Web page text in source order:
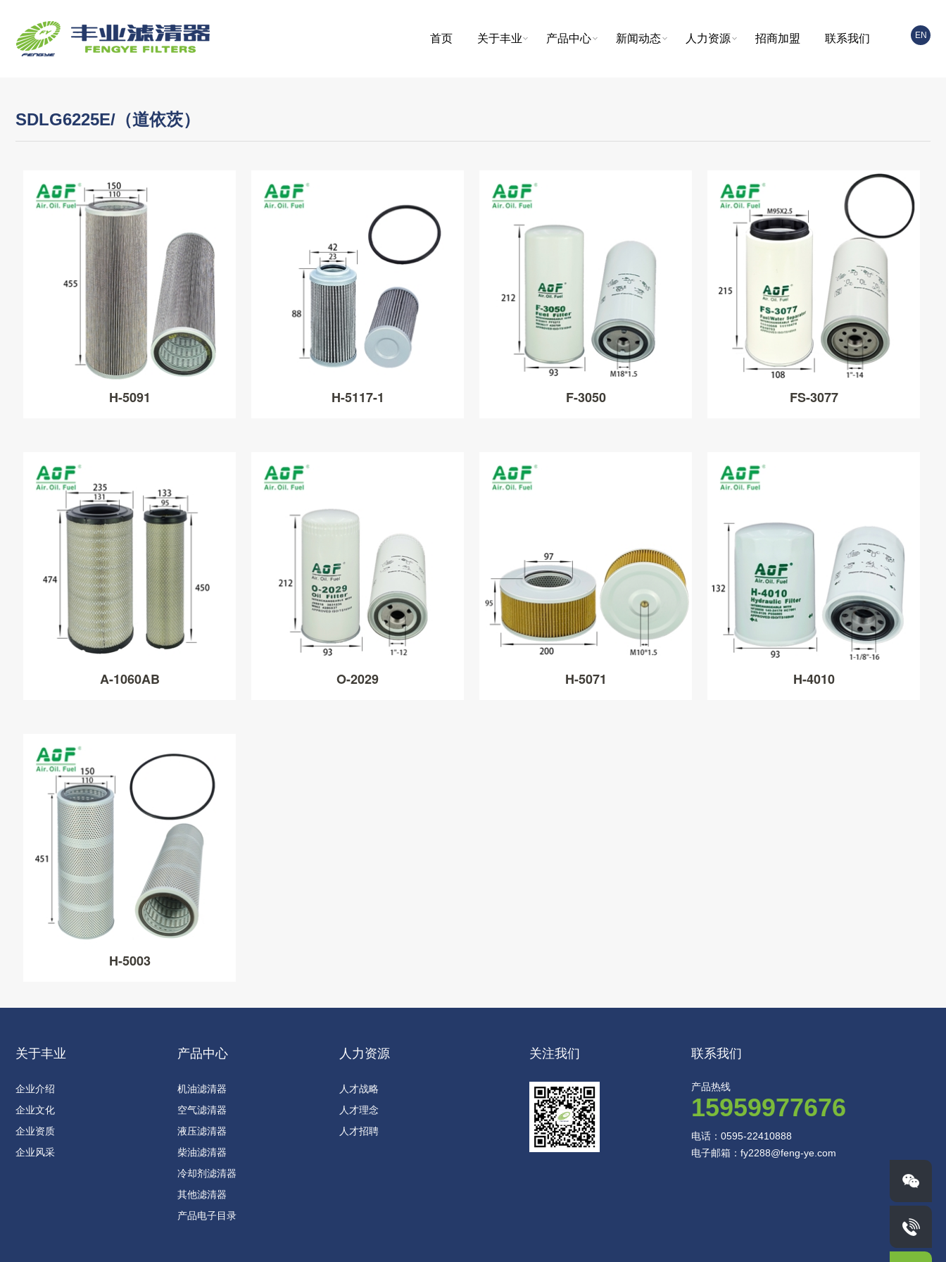
EN
首页 关于丰业 产品中心 新闻动态 人力资源 招商加盟 联系我们
SDLG6225E/（道依茨）
H-5091 H-5117-1 F-3050 FS-3077
A-1060AB O-2029 H-5071 H-4010
H-5003
关于丰业
企业介绍
企业文化
企业资质
企业风采
产品中心
机油滤清器
空气滤清器
液压滤清器
柴油滤清器
冷却剂滤清器
其他滤清器
产品电子目录
人力资源
人才战略
人才理念
人才招聘
关注我们 联系我们
产品热线
15959977676
电话：0595-22410888
电子邮箱：fy2288@feng-ye.com